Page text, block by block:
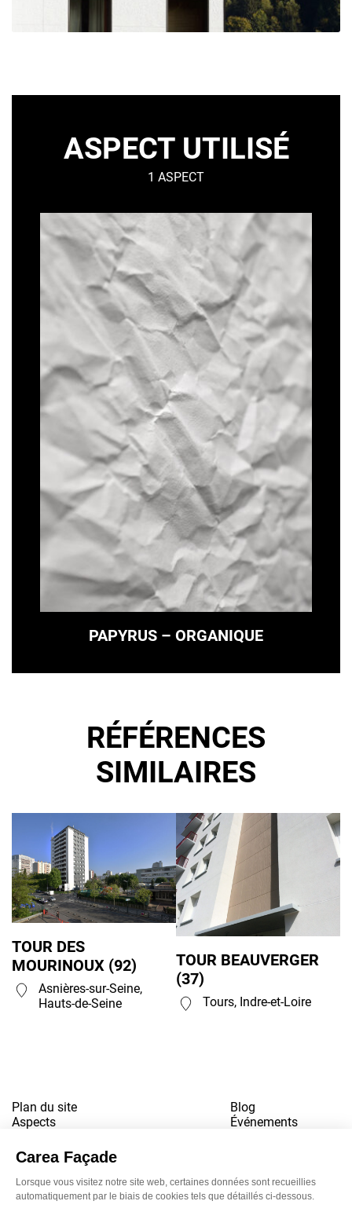
ASPECT UTILISÉ
1 ASPECT
PAPYRUS – ORGANIQUE
PAPYRUS
–
Organique
RÉFÉRENCES
SIMILAIRES
TOUR DES
MOURINOUX (92)
Asnières-sur-Seine,
Hauts-de-Seine
TOUR BEAUVERGER
(37)
Tours, Indre-et-Loire
Plan du site
Aspects
Téléchargements
Blog
Événements
Mentions légales
Politique de confidentialité
www.snbvi.fr